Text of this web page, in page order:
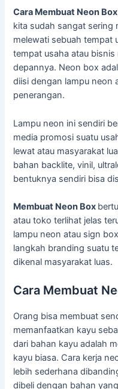
Cara Membuat Neon
kita sudah sangat sering
melewati sebuah tempat
tempat usaha atau
depannya. Neon box
diisi dengan lampu neon
penerangan.
Lampu neon ini sendiri
media promosi suatu
lewat atau masyarakat
bahan backlite, vinil,
bentuknya sendiri bisa
Membuat Neon Box
atau toko terlihat jelas
lampu neon atau sign
langkah branding suatu
dikenal masyarakat luas.
Cara Membuat
Orang bisa membuat
memanfaatkan kayu
dari bahan kayu adalah
kayu biasa. Cara kerja
lebih sederhana
dibeli dengan bahan